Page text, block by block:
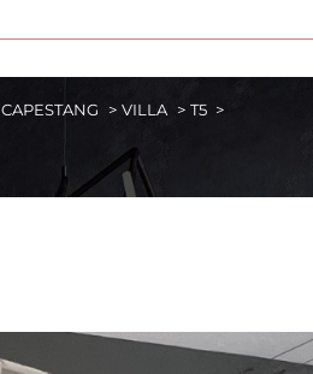
CAPESTANG VILLA
T5